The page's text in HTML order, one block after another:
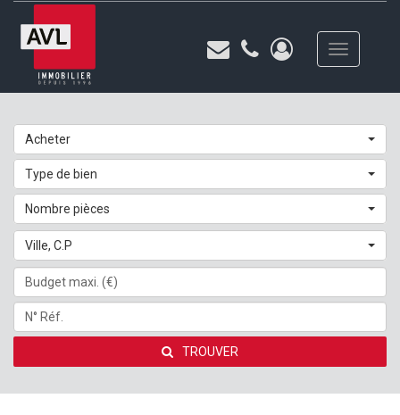
Toggle
navigation
Acheter
Type de bien
Nombre pièces
Ville, C.P
TROUVER